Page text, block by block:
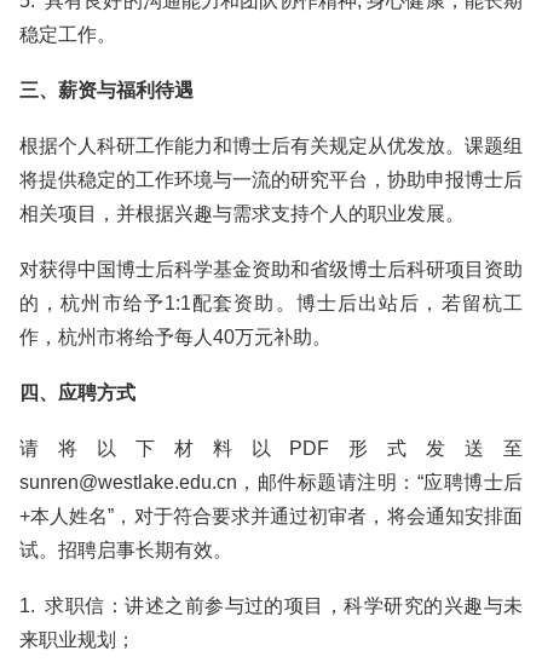
稳定工作。
三、薪资与福利待遇
根据个人科研工作能力和博士后有关规定从优发放。课题组
将提供稳定的工作环境与一流的研究平台，协助申报博士后
相关项目，并根据兴趣与需求支持个人的职业发展。
对获得中国博士后科学基金资助和省级博士后科研项目资助
的，杭州市给予1:1配套资助。博士后出站后，若留杭工
作，杭州市将给予每人40万元补助。
四、应聘方式
请将以下材料以PDF形式发送至
sunren@westlake.edu.cn，邮件标题请注明：“应聘博士后
+本人姓名”，对于符合要求并通过初审者，将会通知安排面
试。招聘启事长期有效。
1. 求职信：讲述之前参与过的项目，科学研究的兴趣与未
来职业规划；